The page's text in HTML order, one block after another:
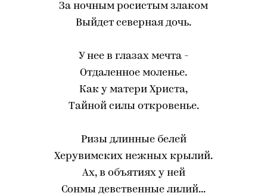
За ночным росистым злаком
Выйдет северная дочь.
У нее в глазах мечта -
Отдаленное моленье.
Как у матери Христа,
Тайной силы откровенье.
Ризы длинные белей
Херувимских нежных крылий.
Ах, в объятиях у ней
Сонмы девственные лилий...